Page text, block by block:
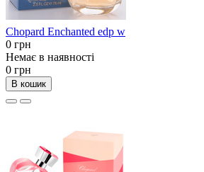
Chopard Enchanted edp w
0 грн
Немає в наявності
0 грн
В кошик